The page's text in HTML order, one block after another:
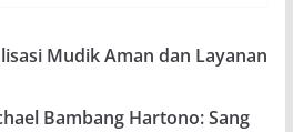
Mudik Aman dan Layanan
Bambang Hartono: Sang